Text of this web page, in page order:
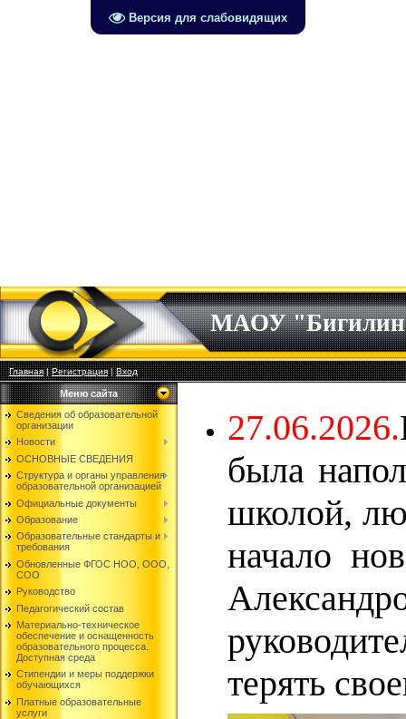
Версия для слабовидящих
МАОУ
Главная|Регистрация|Вход
Меню сайта
Сведения об образовательной
организации
Новости
ОСНОВНЫЕ СВЕДЕНИЯ
Структура и органы управления
образовательной организацией
Официальные документы
Образование
Образовательные стандарты и
требования
Обновленные ФГОС НОО, ООО,
СОО
Руководство
Педагогический состав
Материально-техническое
обеспечение и оснащенность
образовательного процесса.
Доступная среда
Стипендии и меры поддержки
обучающихся
Платные образовательные
услуги
27.06.2026.
была
школой,
начало
терять